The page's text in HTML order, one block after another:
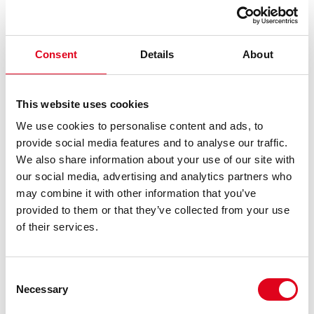
Consent Details About
This website uses cookies
We use cookies to personalise content and ads, to
provide social media features and to analyse our traffic.
We also share information about your use of our site with
our social media, advertising and analytics partners who
may combine it with other information that you’ve
provided to them or that they’ve collected from your use
of their services.
Selection
Necessary